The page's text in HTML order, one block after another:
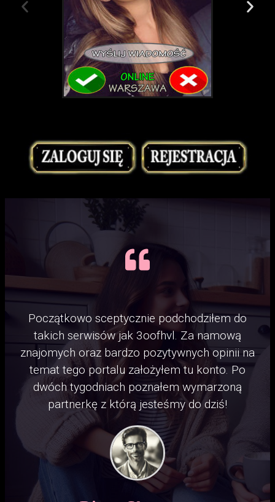
Początkowo sceptycznie podchodziłem do
takich serwisów jak 3oofhvl. Za namową
znajomych oraz bardzo pozytywnych opinii na
temat tego portalu założyłem tu konto. Po
dwóch tygodniach poznałem wymarzoną
partnerkę z którą jesteśmy do dziś!